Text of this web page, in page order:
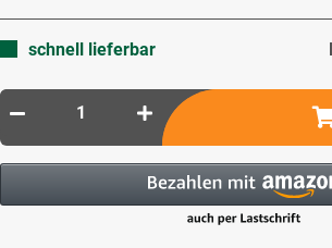
schnell lieferbar